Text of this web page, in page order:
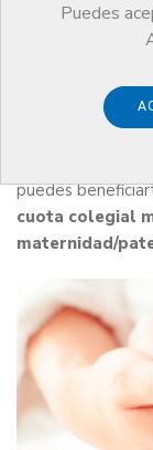
Puedes
puedes
cuota colegial
maternidad/